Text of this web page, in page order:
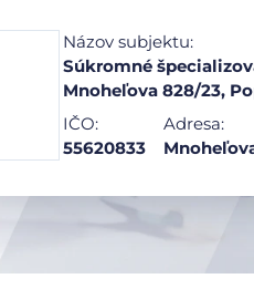
Názov subjektu:
Súkromné
Mnoheľova 828/23,
IČO:
55620833
Adresa: